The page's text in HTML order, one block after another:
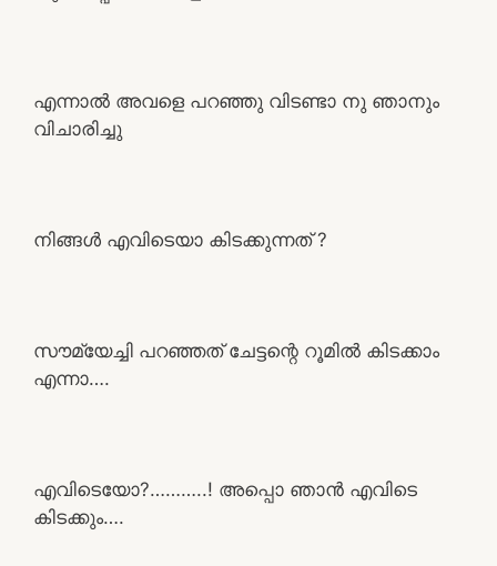
എന്നാൽ അവളെ പറഞ്ഞു വിടണ്ടാ നു ഞാനും
വിചാരിച്ചു
നിങ്ങൾ എവിടെയാ കിടക്കുന്നത് ?
സൗമ്യേച്ചി പറഞ്ഞത് ചേട്ടന്റെ റൂമിൽ കിടക്കാം
എന്നാ….
എവിടെയോ?………..! അപ്പൊ ഞാൻ എവിടെ
കിടക്കും….